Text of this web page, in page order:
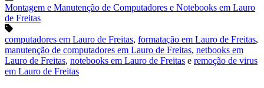
Montagem e Manutenção de Computadores e Notebooks em Lauro
de Freitas
computadores em Lauro de Freitas, formatação em Lauro de Freitas,
manutenção de computadores em Lauro de Freitas, netbooks em
Lauro de Freitas, notebooks em Lauro de Freitas e remoção de virus
em Lauro de Freitas